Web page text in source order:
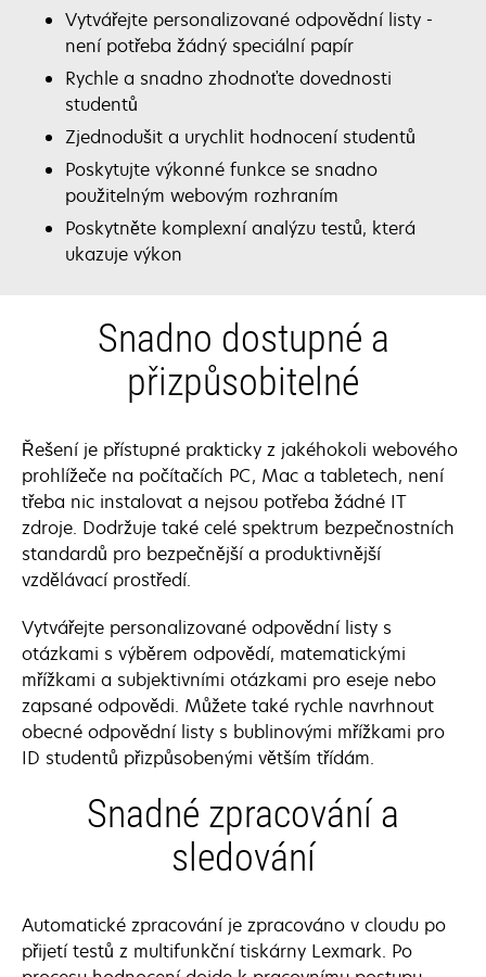
Vytvářejte personalizované odpovědní listy -
není potřeba žádný speciální papír
Rychle a snadno zhodnoťte dovednosti
studentů
Zjednodušit a urychlit hodnocení studentů
Poskytujte výkonné funkce se snadno
použitelným webovým rozhraním
Poskytněte komplexní analýzu testů, která
ukazuje výkon
Snadno dostupné a
přizpůsobitelné
Řešení je přístupné prakticky z jakéhokoli webového
prohlížeče na počítačích PC, Mac a tabletech, není
třeba nic instalovat a nejsou potřeba žádné IT
zdroje. Dodržuje také celé spektrum bezpečnostních
standardů pro bezpečnější a produktivnější
vzdělávací prostředí.
Vytvářejte personalizované odpovědní listy s
otázkami s výběrem odpovědí, matematickými
mřížkami a subjektivními otázkami pro eseje nebo
zapsané odpovědi. Můžete také rychle navrhnout
obecné odpovědní listy s bublinovými mřížkami pro
ID studentů přizpůsobenými větším třídám.
Snadné zpracování a
sledování
Automatické zpracování je zpracováno v cloudu po
přijetí testů z multifunkční tiskárny Lexmark. Po